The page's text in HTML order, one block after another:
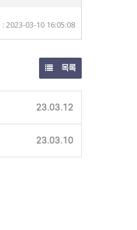
2023-03-10 16:05:08
목록
23.03.12
23.03.10